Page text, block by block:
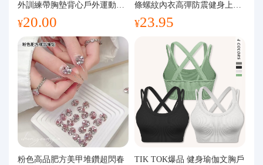
關於我們
外訓練帶胸墊背心戶外運動瑜
伽服女
¥20.00
條螺紋內衣高彈防震健身上裝
運動文胸
¥23.95
粉色高品肥方美甲堆鑽超閃春
TIK TOK爆品 健身瑜伽文胸戶